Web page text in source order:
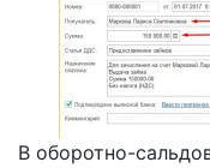
В оборотно-